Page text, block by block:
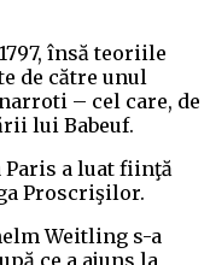
însă teoriile
de către unul
– cel care, de
lui Babeuf.
Paris a luat fiinţă
Proscrişilor.
Weitling s-a